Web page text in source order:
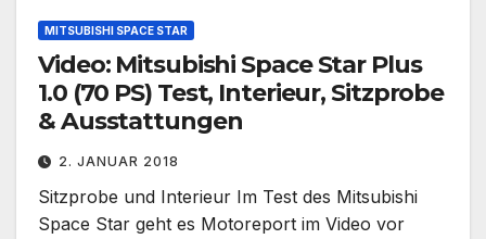
MITSUBISHI SPACE STAR
Video: Mitsubishi Space Star Plus
1.0 (70 PS) Test, Interieur, Sitzprobe
& Ausstattungen
2. JANUAR 2018
Sitzprobe und Interieur Im Test des Mitsubishi
Space Star geht es Motoreport im Video vor